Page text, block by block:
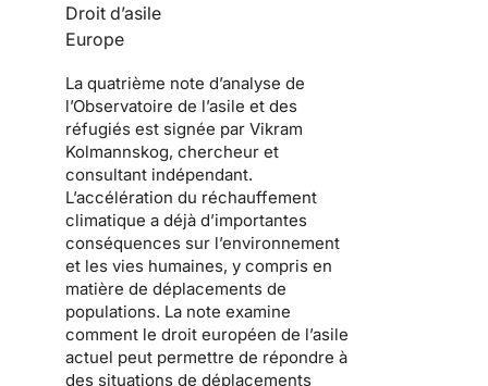
Droit d’asile
Europe
La quatrième note d’analyse de
l’Observatoire de l’asile et des
réfugiés est signée par Vikram
Kolmannskog, chercheur et
consultant indépendant.
L’accélération du réchauffement
climatique a déjà d’importantes
conséquences sur l’environnement
et les vies humaines, y compris en
matière de déplacements de
populations. La note examine
comment le droit européen de l’asile
actuel peut permettre de répondre à
des situations de déplacements